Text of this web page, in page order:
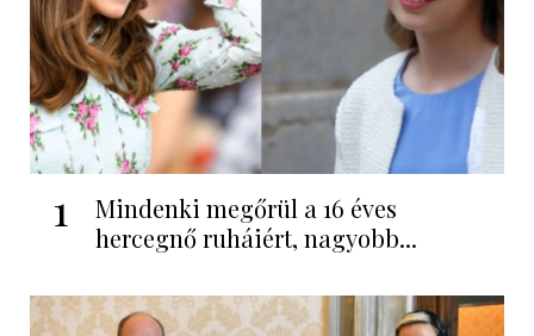
1
Mindenki megőrül a 16 éves
hercegnő ruháiért, nagyobb...